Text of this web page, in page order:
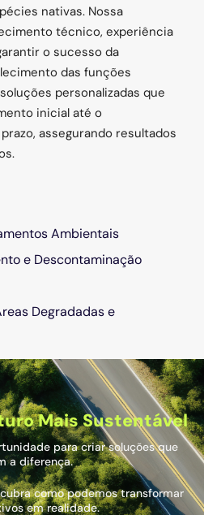
nativas. Nossa
técnico, experiência
o sucesso da
das funções
personalizadas que
inicial até o
assegurando resultados
Ambientais
e Descontaminação
Degradadas e
Mais Sustentável
para criar soluções que
a diferença.
como podemos transformar
em realidade.